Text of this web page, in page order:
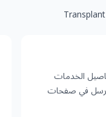
الخدمات
في صفحات